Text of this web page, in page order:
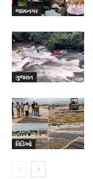
જામનગર
ગુજરાત
વિડિઓ